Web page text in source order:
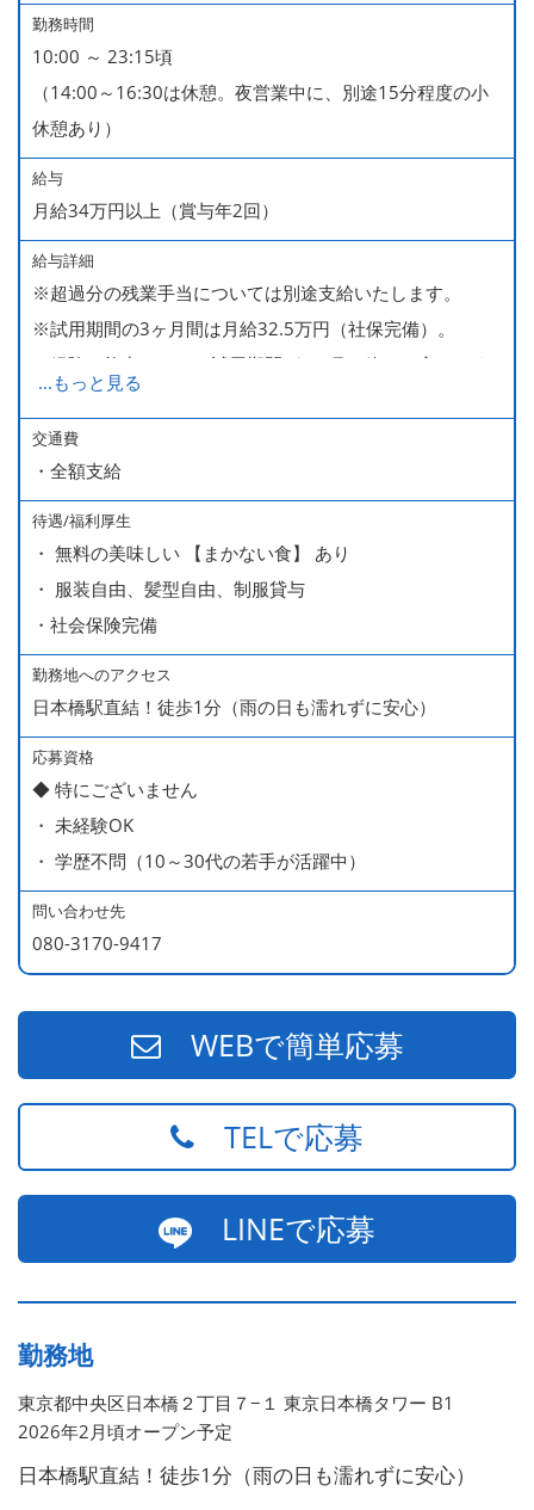
■年末年始（12/31～1/4休みが基本。暦により1/6まで休
みなどもございます）
勤務時間
10:00 ～ 23:15頃
（14:00～16:30は休憩。夜営業中に、別途15分程度の小
休憩あり）
給与
月給34万円以上（賞与年2回）
給与詳細
※超過分の残業手当については別途支給いたします。
※試用期間の3ヶ月間は月給32.5万円（社保完備）。
経験・能力により、試用期間が1ヶ月で終わる方もいま
す。
※上記月給には、一律支給のみなし残業手当（月65時間
分・10万円）を含んでいます。
■ 昇給（随時）
■ 賞与 年２回（夏・秋）約１ヶ月分
■ インセンティブ制度（月額約4万円～20万円）
＊店長・料理長候補・統括店長・統括料理長候補の場合
＜給与モデル＞
450万円／社員（20代・入社1年目・入籍予定のパートナ
ー持ち）
490万円／店長代理（20代・入社2年目・入社後に結婚。
ラブラブな新婚さん）
540万円／店長（20代・入社3年目・ 育休取得して、更に
やる気MAXの2児のお父さん）
670万円／統括店長（30代・入社7年目・中学生の長男筆
頭に3人の子供を持つ一家の大黒柱）
...もっと見る
交通費
・全額支給
待遇/福利厚生
・ 無料の美味しい 【まかない食】 あり
・ 服装自由、髪型自由、制服貸与
・社会保険完備
勤務地へのアクセス
日本橋駅直結！徒歩1分（雨の日も濡れずに安心）
応募資格
◆ 特にございません
・ 未経験OK
・ 学歴不問（10～30代の若手が活躍中）
問い合わせ先
080-3170-9417
WEBで簡単応募
TELで応募
LINEで応募
勤務地
東京都中央区日本橋２丁目７−１ 東京日本橋タワー B1
2026年2月頃オープン予定
日本橋駅直結！徒歩1分（雨の日も濡れずに安心）